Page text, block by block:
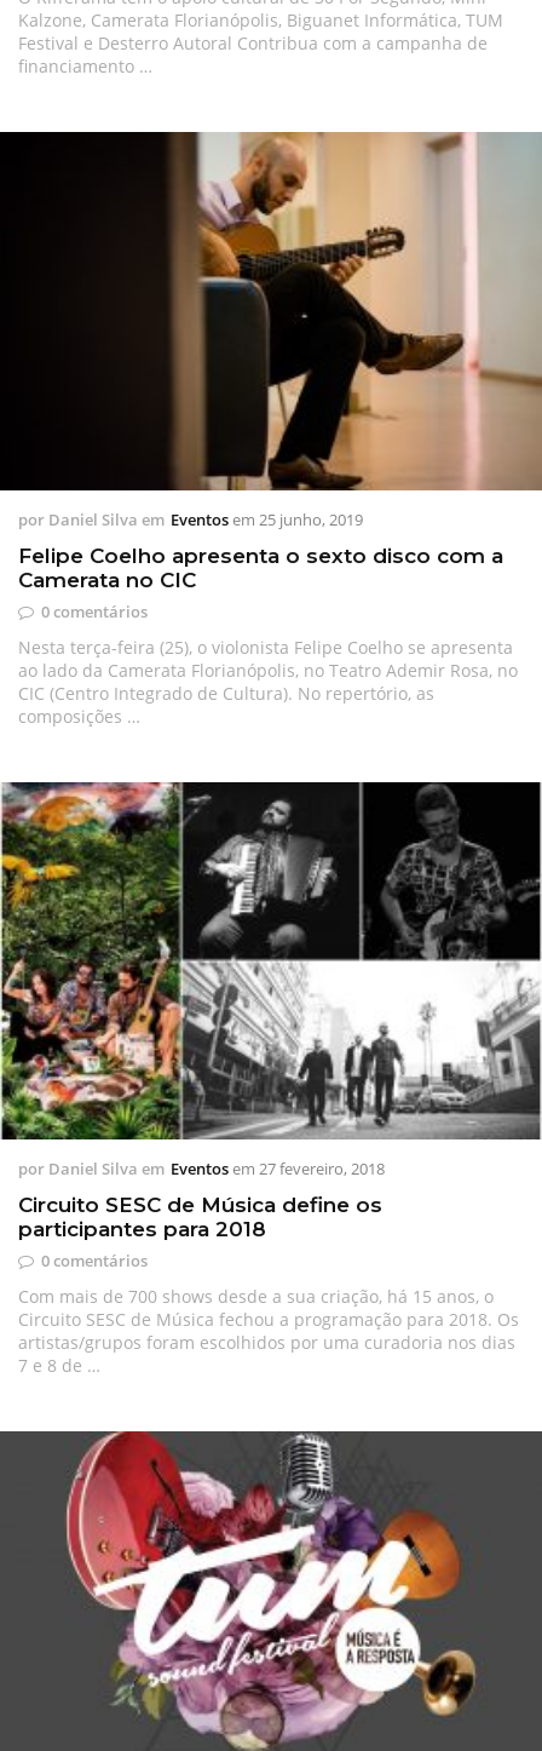
Kalzone, Camerata Florianópolis, Biguanet Informática, TUM
Festival e Desterro Autoral Contribua com a campanha de
financiamento …
por Daniel Silva em Eventosem 25 junho, 2019
Felipe Coelho apresenta o sexto disco com a
Camerata no CIC
0 comentários
Nesta terça-feira (25), o violonista Felipe Coelho se apresenta
ao lado da Camerata Florianópolis, no Teatro Ademir Rosa, no
CIC (Centro Integrado de Cultura). No repertório, as
composições …
por Daniel Silva em Eventosem 27 fevereiro, 2018
Circuito SESC de Música define os
participantes para 2018
0 comentários
Com mais de 700 shows desde a sua criação, há 15 anos, o
Circuito SESC de Música fechou a programação para 2018. Os
artistas/grupos foram escolhidos por uma curadoria nos dias
7 e 8 de …